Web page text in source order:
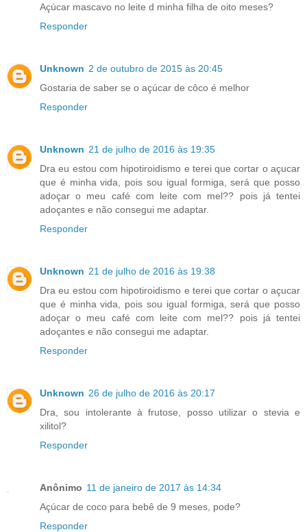
Açúcar mascavo no leite d minha filha de oito meses?
Responder
Unknown 2 de outubro de 2015 às 20:45
Gostaria de saber se o açúcar de côco é melhor
Responder
Unknown 21 de julho de 2016 às 19:35
Dra eu estou com hipotiroidismo e terei que cortar o açucar
que é minha vida, pois sou igual formiga, será que posso
adoçar o meu café com leite com mel?? pois já tentei
adoçantes e não consegui me adaptar.
Responder
Unknown 21 de julho de 2016 às 19:38
Dra eu estou com hipotiroidismo e terei que cortar o açucar
que é minha vida, pois sou igual formiga, será que posso
adoçar o meu café com leite com mel?? pois já tentei
adoçantes e não consegui me adaptar.
Responder
Unknown 26 de julho de 2016 às 20:17
Dra, sou intolerante à frutose, posso utilizar o stevia e
xilitol?
Responder
Anônimo 11 de janeiro de 2017 às 14:34
Açúcar de coco para bebê de 9 meses, pode?
Responder